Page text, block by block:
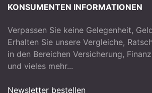
KONSUMENTEN INFORMATIONEN
Verpassen Sie keine Gelegenheit,
Erhalten Sie unsere Vergleiche,
in den Bereichen Versicherung,
und vieles mehr...
Newsletter bestellen